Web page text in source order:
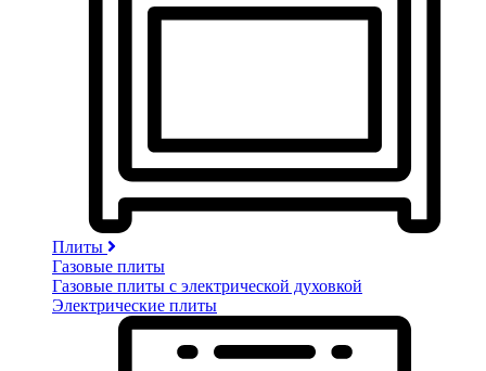
Плиты
Газовые плиты
Газовые плиты с электрической духовкой
Электрические плиты